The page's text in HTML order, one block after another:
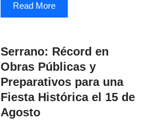
Read More
Serrano: Récord en
Obras Públicas y
Preparativos para una
Fiesta Histórica el 15 de
Agosto